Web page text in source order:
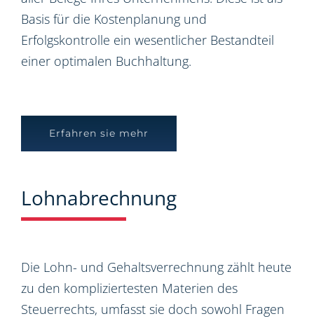
Basis für die Kostenplanung und
Erfolgskontrolle ein wesentlicher Bestandteil
einer optimalen Buchhaltung.
Erfahren sie mehr
Lohnabrechnung
Die Lohn- und Gehaltsverrechnung zählt heute
zu den kompliziertesten Materien des
Steuerrechts, umfasst sie doch sowohl Fragen